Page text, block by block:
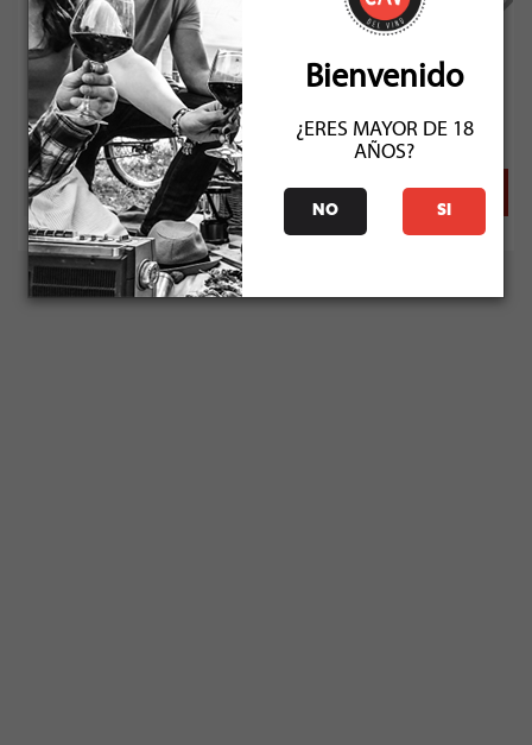
Casas Patronales Cabernet Sauvignon Gran Reserva 2...
Socio: $9.891
Normal: $10.990
Stock: 4
Bienvenido
¿ERES MAYOR DE 18
AÑOS?
NO SI